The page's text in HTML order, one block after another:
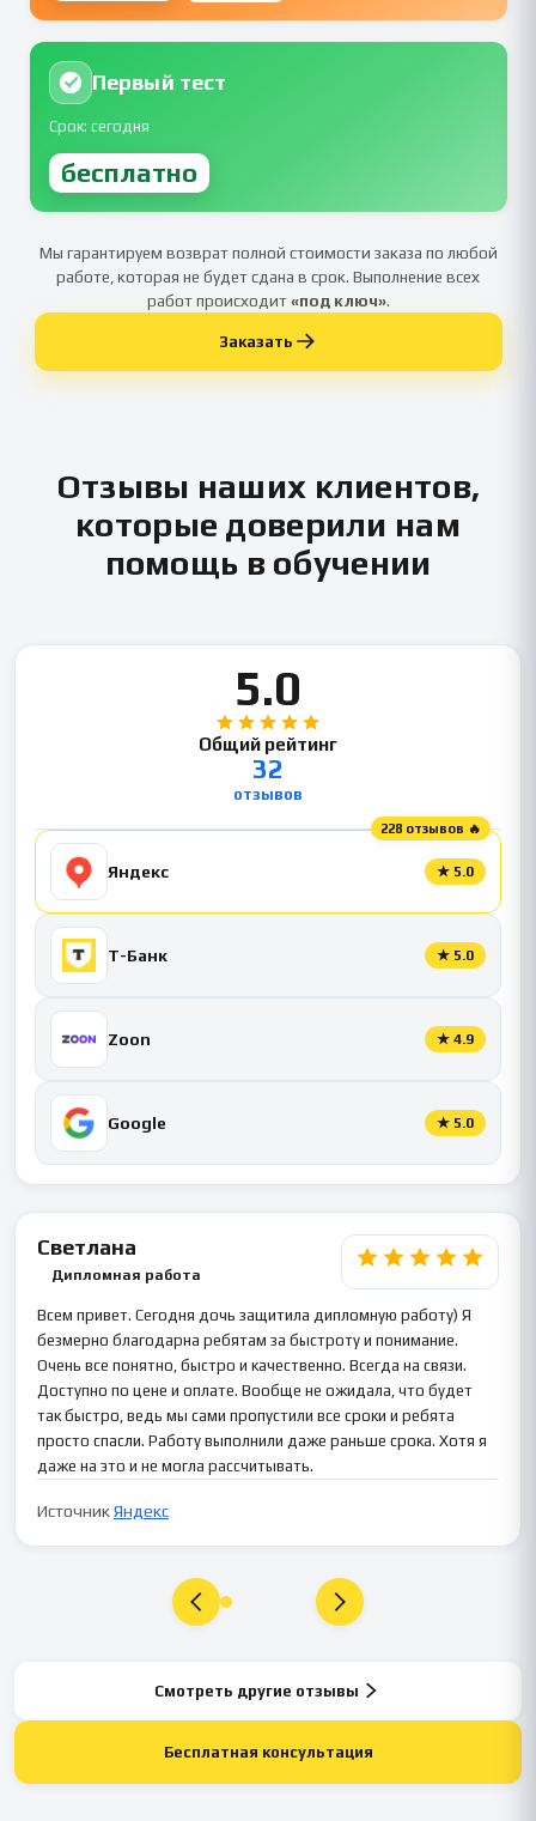
Первый тест
Срок: сегодня
бесплатно
Мы гарантируем возврат полной стоимости заказа по любой
работе, которая не будет сдана в срок. Выполнение всех
работ происходит«под ключ».
Заказать
Отзывы наших клиентов,
которые доверили нам
помощь в обучении
5.0
Общий рейтинг
32
отзывов
228 отзывов 🔥
Яндекс ★ 5.0
Т-Банк ★ 5.0
Zoon ★ 4.9
Google ★ 5.0
Светлана
Дипломная работа
Всем привет. Сегодня дочь защитила дипломную работу) Я
безмерно благодарна ребятам за быстроту и понимание.
Очень все понятно, быстро и качественно. Всегда на связи.
Доступно по цене и оплате. Вообще не ожидала, что будет
так быстро, ведь мы сами пропустили все сроки и ребята
просто спасли. Работу выполнили даже раньше срока. Хотя я
даже на это и не могла рассчитывать.
ИсточникЯндекс
Смотреть другие отзывы
Бесплатная консультация